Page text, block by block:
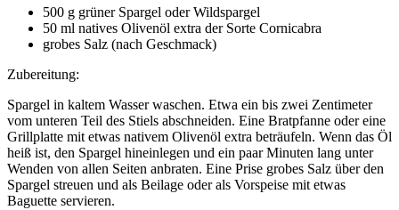
500 g grüner Spargel oder Wildspargel
50 ml natives Olivenöl extra der Sorte Cornicabra
grobes Salz (nach Geschmack)
Zubereitung:
Spargel in kaltem Wasser waschen. Etwa ein bis zwei Zentimeter
vom unteren Teil des Stiels abschneiden. Eine Bratpfanne oder eine
Grillplatte mit etwas nativem Olivenöl extra beträufeln. Wenn das Öl
heiß ist, den Spargel hineinlegen und ein paar Minuten lang unter
Wenden von allen Seiten anbraten. Eine Prise grobes Salz über den
Spargel streuen und als Beilage oder als Vorspeise mit etwas
Baguette servieren.